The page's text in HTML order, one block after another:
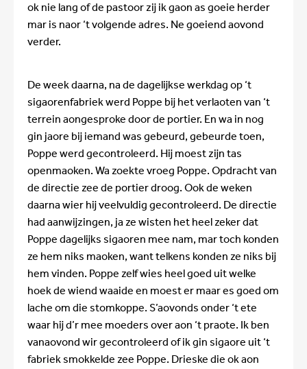
ok nie lang of de pastoor zij ik gaon as goeie herder
mar is naor ‘t volgende adres. Ne goeiend aovond
verder.
De week daarna, na de dagelijkse werkdag op ‘t
sigaorenfabriek werd Poppe bij het verlaoten van ‘t
terrein aongesproke door de portier. En wa in nog
gin jaore bij iemand was gebeurd, gebeurde toen,
Poppe werd gecontroleerd. Hij moest zijn tas
openmaoken. Wa zoekte vroeg Poppe. Opdracht van
de directie zee de portier droog. Ook de weken
daarna wier hij veelvuldig gecontroleerd. De directie
had aanwijzingen, ja ze wisten het heel zeker dat
Poppe dagelijks sigaoren mee nam, mar toch konden
ze hem niks maoken, want telkens konden ze niks bij
hem vinden. Poppe zelf wies heel goed uit welke
hoek de wiend waaide en moest er maar es goed om
lache om die stomkoppe. S’aovonds onder ‘t ete
waar hij d’r mee moeders over aon ‘t praote. Ik ben
vanaovond wir gecontroleerd of ik gin sigaore uit ‘t
fabriek smokkelde zee Poppe. Drieske die ok aon